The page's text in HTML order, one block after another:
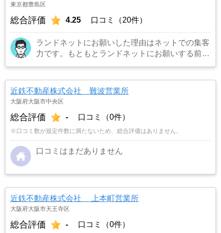
東京都豊島区
総合評価 4.25 口コミ（20件）
ランドネットにお願いした理由はネットでの集客
力です。もともとランドネットにお願いする前は
場がないことで地元の不動産屋では取り扱っても
らえませんでした。そこでそれまでに取引があ
した。 …もっと見る
近鉄不動産株式会社 難波営業所
大阪府大阪市中央区
総合評価 - 口コミ（0件）
※口コミ数が規定件数に満たないため、総合評価はありません。
口コミはまだありません
近鉄不動産株式会社 上本町営業所
大阪府大阪市天王寺区
総合評価 - 口コミ（0件）